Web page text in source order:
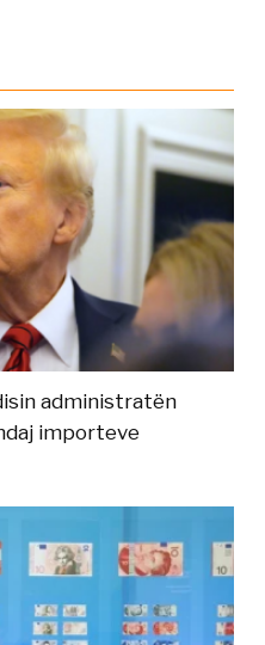
administratën
importeve